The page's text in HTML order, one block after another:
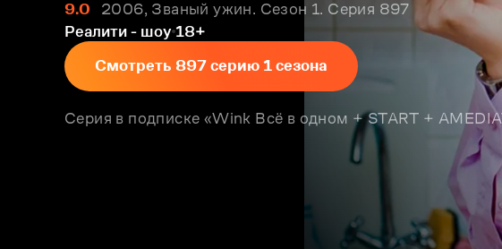
9.0
2006, Званый ужин. Сезон 1. Серия 897
Реалити - шоу 18+
Смотреть 897 серию 1 сезона
Серия в подписке «Wink Всё в одном + START +